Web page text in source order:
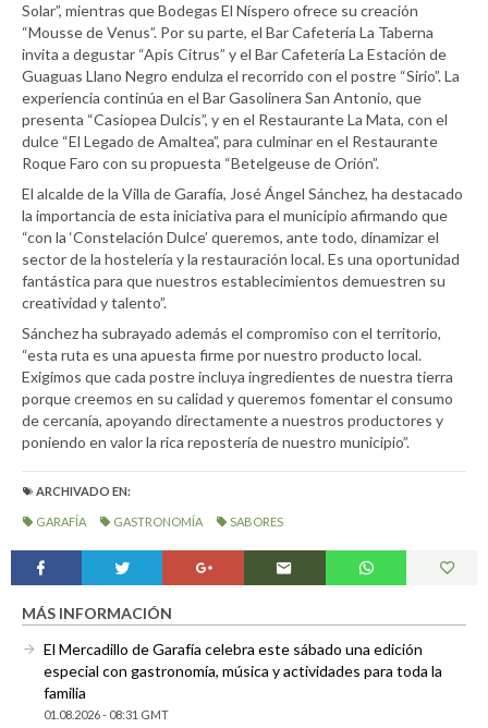
Solar”, mientras que Bodegas El Níspero ofrece su creación
“Mousse de Venus”. Por su parte, el Bar Cafetería La Taberna
invita a degustar “Apis Citrus” y el Bar Cafetería La Estación de
Guaguas Llano Negro endulza el recorrido con el postre “Sirio”. La
experiencia continúa en el Bar Gasolinera San Antonio, que
presenta “Casiopea Dulcis”, y en el Restaurante La Mata, con el
dulce “El Legado de Amaltea”, para culminar en el Restaurante
Roque Faro con su propuesta “Betelgeuse de Orión”.
El alcalde de la Villa de Garafía, José Ángel Sánchez, ha destacado
la importancia de esta iniciativa para el municipio afirmando que
“con la ‘Constelación Dulce’ queremos, ante todo, dinamizar el
sector de la hostelería y la restauración local. Es una oportunidad
fantástica para que nuestros establecimientos demuestren su
creatividad y talento”.
Sánchez ha subrayado además el compromiso con el territorio,
“esta ruta es una apuesta firme por nuestro producto local.
Exigimos que cada postre incluya ingredientes de nuestra tierra
porque creemos en su calidad y queremos fomentar el consumo
de cercanía, apoyando directamente a nuestros productores y
poniendo en valor la rica repostería de nuestro municipio”.
ARCHIVADO EN:
GARAFÍA GASTRONOMÍA SABORES
MÁS INFORMACIÓN
El Mercadillo de Garafía celebra este sábado una edición
especial con gastronomía, música y actividades para toda la
familia
01.08.2026 - 08:31 GMT